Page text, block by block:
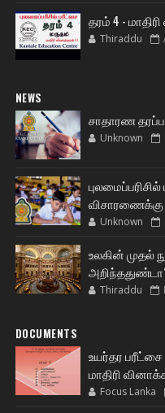
தரம் 4 -
Thiraddu
NEWS
சாதாரண
Unknown
விசாரணைக்கு
Unknown
உலகின் முதல்
Thiraddu
DOCUMENTS
உயர்தர
மாதிரி
Focus Lanka